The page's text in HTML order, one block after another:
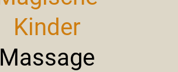
Kinder
Massage